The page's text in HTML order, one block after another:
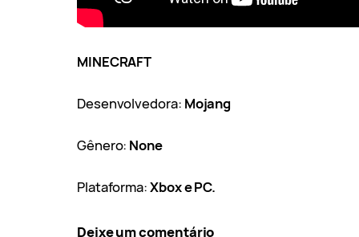
MINECRAFT
Desenvolvedora: Mojang
Gênero: None
Plataforma:Xbox e PC.
Deixe um comentário